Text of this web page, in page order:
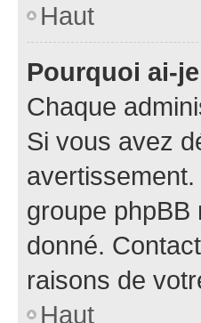
Haut
Pourquoi ai-
Chaque
Si vous avez
avertissement.
groupe phpBB
donné.
raisons de
Haut